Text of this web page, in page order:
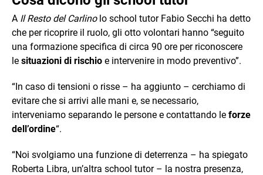
A Il Resto del Carlinolo school tutor Fabio Secchi ha detto
che per ricoprire il ruolo, gli otto volontari hanno “seguito
una formazione specifica di circa 90 ore per riconoscere
le situazioni di rischio e intervenire in modo preventivo”.
“In caso di tensioni o risse – ha aggiunto – cerchiamo di
evitare che si arrivi alle mani e, se necessario,
interveniamo separando le persone e contattando le forze
dell’ordine“.
“Noi svolgiamo una funzione di deterrenza – ha spiegato
Roberta Libra, un’altra school tutor – la nostra presenza,